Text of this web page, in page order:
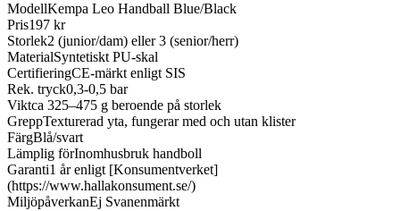
ModellKempa Leo Handball Blue/Black
Pris197 kr
Storlek2 (junior/dam) eller 3 (senior/herr)
MaterialSyntetiskt PU-skal
CertifieringCE-märkt enligt SIS
Rek. tryck0,3-0,5 bar
Viktca 325–475 g beroende på storlek
GreppTexturerad yta, fungerar med och utan klister
FärgBlå/svart
Lämplig förInomhusbruk handboll
Garanti1 år enligt [Konsumentverket]
(https://www.hallakonsument.se/)
MiljöpåverkanEj Svanenmärkt